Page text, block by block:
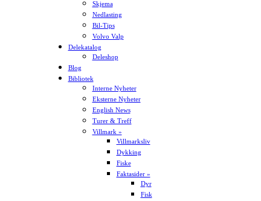
Skjema
Nedlasting
Bil-Tips
Volvo Valp
Delekatalog
Deleshop
Blog
Bibliotek
Interne Nyheter
Eksterne Nyheter
English News
Turer & Treff
Villmark »
Villmarksliv
Dykking
Fiske
Faktasider »
Dyr
Fisk